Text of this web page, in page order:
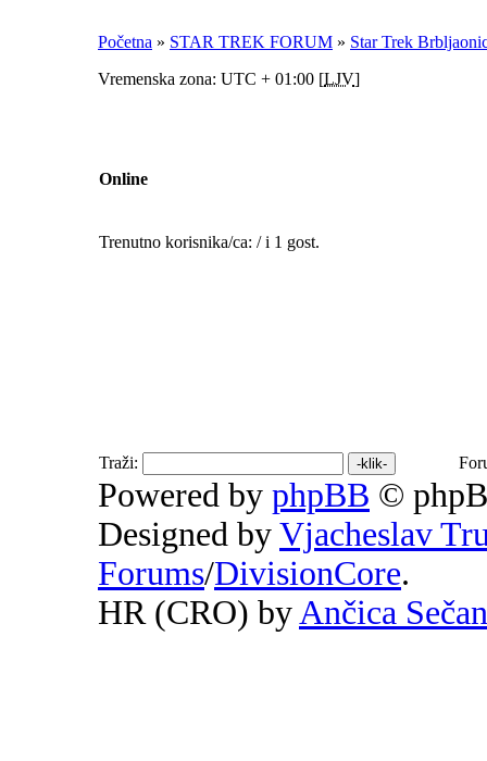
Početna » STAR TREK FORUM » Star Trek
Vremenska zona: UTC + 01:00 [LJV]
Online
Trenutno korisnika/ca: / i 1 gost.
Traži:
Powered by phpBB ©
Designed by Vjacheslav
Forums/DivisionCore.
HR (CRO) by Ančica Sečan